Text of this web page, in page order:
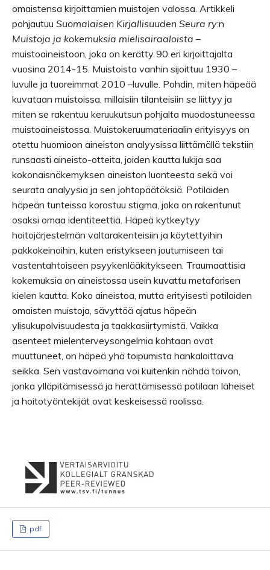
omaistensa kirjoittamien muistojen valossa. Artikkeli
pohjautuu Suomalaisen Kirjallisuuden Seura ry:n
Muistoja ja kokemuksia mielisairaaloista –
muistoaineistoon, joka on kerätty 90 eri kirjoittajalta
vuosina 2014-15. Muistoista vanhin sijoittuu 1930 –
luvulle ja tuoreimmat 2010 –luvulle. Pohdin, miten häpeää
kuvataan muistoissa, millaisiin tilanteisiin se liittyy ja
miten se rakentuu keruukutsun pohjalta muodostuneessa
muistoaineistossa. Muistokeruumateriaalin erityisyys on
otettu huomioon aineiston analyysissa liittämällä tekstiin
runsaasti aineisto-otteita, joiden kautta lukija saa
kokonaisnäkemyksen aineiston luonteesta sekä voi
seurata analyysia ja sen johtopäätöksiä. Potilaiden
häpeän tunteissa korostuu stigma, joka on rakentunut
osaksi omaa identiteettiä. Häpeä kytkeytyy
hoitojärjestelmän valtarakenteisiin ja käytettyihin
pakkokeinoihin, kuten eristykseen joutumiseen tai
vastentahtoiseen psyykenlääkitykseen. Traumaattisia
kokemuksia on aineistossa usein kuvattu metaforisen
kielen kautta. Koko aineistoa, mutta erityisesti potilaiden
omaisten muistoja, sävyttää ajatus häpeän
ylisukupolvisuudesta ja taakkasiirtymistä. Vaikka
asenteet mielenterveysongelmia kohtaan ovat
muuttuneet, on häpeä yhä toipumista hankaloittava
seikka. Sen vastavoimana voi kuitenkin nähdä toivon,
jonka ylläpitämisessä ja herättämisessä potilaan läheiset
ja hoitotyöntekijät ovat keskeisessä roolissa.
pdf